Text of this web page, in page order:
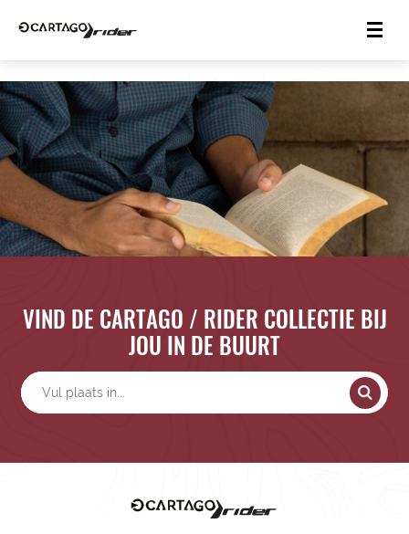
VIND DE CARTAGO / RIDER COLLECTIE BIJ
JOU IN DE BUURT